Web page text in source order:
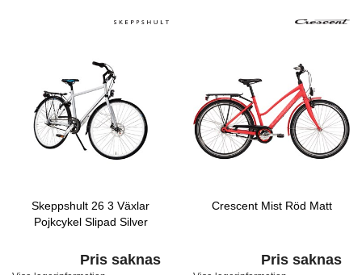
Skeppshult 26 3 Växlar
Pojkcykel Slipad Silver
Pris saknas
Crescent Mist Röd Matt
Pris saknas